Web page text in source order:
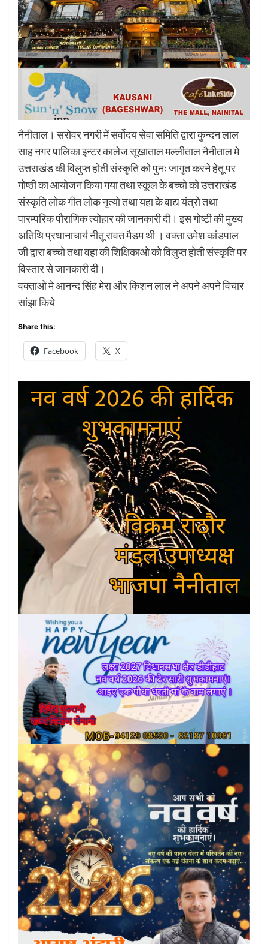
नैनीताल। सरोवर नगरी में सर्वोदय सेवा समिति द्वारा कुन्दन लाल
साह नगर पालिका इन्टर कालेज सूखाताल मल्लीताल नैनीताल मे
उत्तराखंड की विलुप्त होती संस्कृति को पुनः जागृत करने हेतू पर
गोष्ठी का आयोजन किया गया तथा स्कूल के बच्चो को उत्तराखंड
संस्कृति लोक गीत लोक नृत्यो तथा यहा के वाद्य यंत्रो तथा
पारम्परिक पौराणिक त्योहार की जानकारी दी। इस गोष्टी की मुख्य
अतिथि प्रधानाचार्य नीतू रावत मैडम थी । वक्ता उमेश कांडपाल
जी द्वारा बच्चो तथा वहा की शिक्षिकाओ को विलुप्त होती संस्कृति पर
विस्तार से जानकारी दी।
वक्ताओ मे आनन्द सिंह मेरा और किशन लाल ने अपने अपने विचार
सांझा किये
Share this:
Facebook X